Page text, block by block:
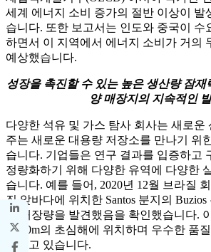
세계 에너지 소비 증가의 절반 이상이 발
습니다. 또한 보고서는 인도와 중국이 수
하면서 이 지역에서 에너지 소비가 거의
예상했습니다.
성장을 촉진할 수 있는 높은 생산량 잠재
양 매장지의 지속적인
다양한 석유 및 가스 탐사 회사는 새로운
주는 새로운 대용량 저장소를 만나기 위
습니다. 기업들은 연구 결과를 입증하고
정량화하기 위해 다양한 유역에 다양한
습니다. 예를 들어, 2020년 12월 브라질
질 앞바다에 위치한 Santos 분지의
유 매장량을 발견했음을 확인했습니다.
1,850m의 초심해에 위치하며 우수한 품
갖추고 있습니다.